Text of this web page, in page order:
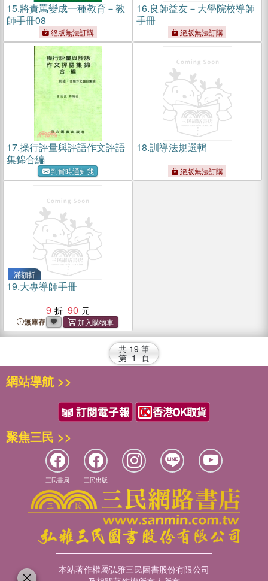
15.將責罵變成一種教育－教
師手冊08
絕版無法訂購
16.良師益友－大學院校導師
手冊
絕版無法訂購
17.操行評量與評語作文評語
集錦合編
到貨時通知我
18.訓導法規選輯
絕版無法訂購
滿額折
19.大專導師手冊
9
90
無庫存
共 19 筆
第 1 頁
網站導航 >>
聚焦三民 >>
三民書局 三民出版
本站著作權屬弘雅三民圖書股份有限公司